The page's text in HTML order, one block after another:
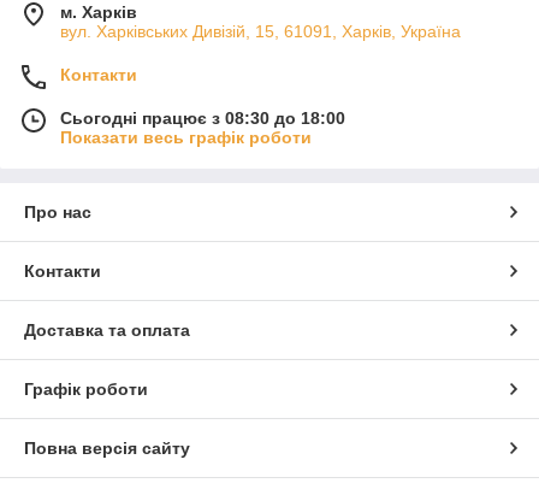
м. Харків
вул. Харківських Дивізій, 15, 61091, Харків, Україна
Контакти
Сьогодні працює з 08:30 до 18:00
Показати весь графік роботи
Про нас
Контакти
Доставка та оплата
Графік роботи
Повна версія сайту